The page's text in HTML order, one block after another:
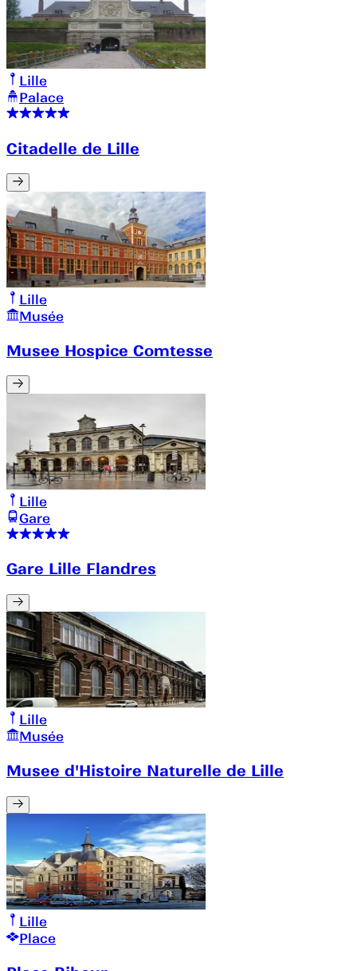
Lille
Palace
Citadelle de Lille
Lille
Musée
Musee Hospice Comtesse
Lille
Gare
Gare Lille Flandres
Lille
Musée
Musee d'Histoire Naturelle de Lille
Lille
Place